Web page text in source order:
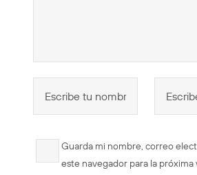
Guarda mi nombre, correo
este navegador para la